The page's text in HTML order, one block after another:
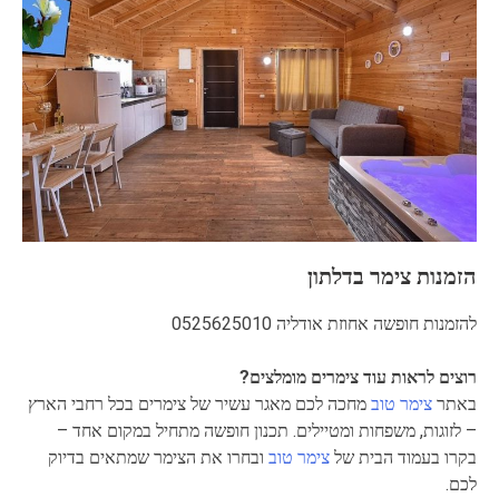
הזמנות צימר בדלתון
להזמנות חופשה אחוזת אודליה 0525625010
רוצים לראות עוד צימרים מומלצים?
באתר צימר טוב מחכה לכם מאגר עשיר של צימרים בכל רחבי הארץ
– לזוגות, משפחות ומטיילים. תכנון חופשה מתחיל במקום אחד –
בקרו בעמוד הבית של צימר טוב ובחרו את הצימר שמתאים בדיוק
לכם.